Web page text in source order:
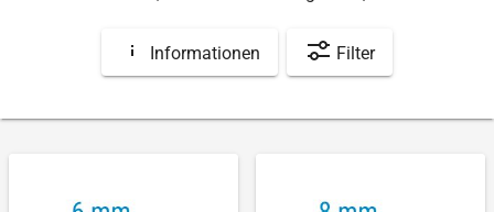
Informationen Filter